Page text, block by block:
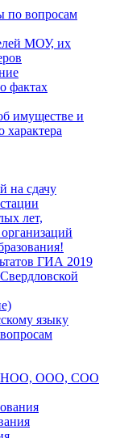
по вопросам
МОУ, их
фактах
имуществе и
характера
на сдачу
лет,
ГИА 2019
языку
НОО, ООО, СОО